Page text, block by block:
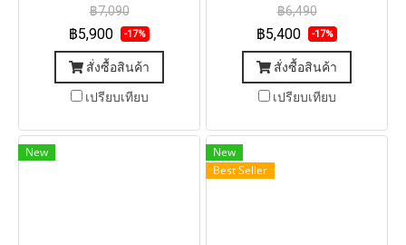
฿7,090
฿5,900 -17%
สั่งซื้อสินค้า
เปรียบเทียบ
฿6,490
฿5,400 -17%
สั่งซื้อสินค้า
เปรียบเทียบ
New
New
Best Seller